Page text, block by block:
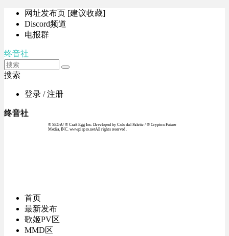
网址发布页 [建议收藏]
Discord频道
电报群
终音社
搜索
登录 / 注册
终音社
© SEGA / © Craft Egg Inc. Developed by Colorful Palette / © Crypton Future
Media, INC. www.piapro.netAll rights reserved.
首页
最新发布
歌姬PV区
MMD区